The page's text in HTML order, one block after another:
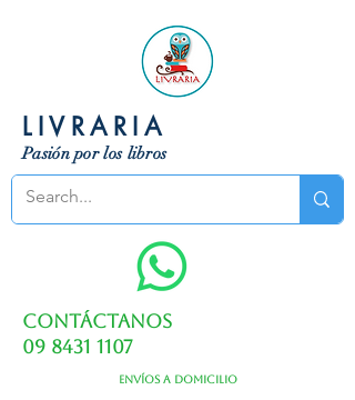
LIVRARIA
Pasión por los libros
Contáctanos
09 8431 1107
Envíos a domicilio